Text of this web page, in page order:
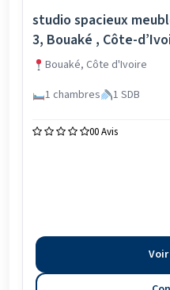
studio spacieux
3, Bouaké , Côte-
Bouaké, Côte d'Ivoire
1 chambres
1 SDB
00 Avis